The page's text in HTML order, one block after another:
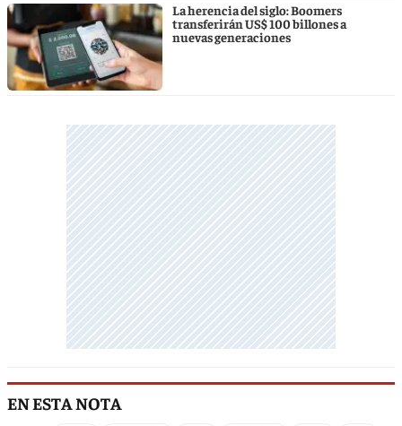
La herencia del siglo: Boomers
transferirán US$ 100 billones a
nuevas generaciones
EN ESTA NOTA